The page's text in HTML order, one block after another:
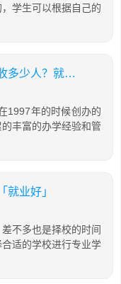
学生可以根据自己的
成都德圣中等职业学校2025计划招收多少人？就业保障
1997年的时候创办的
丰富的办学经验和管
就业好」
不多也是择校的时间
适的学校进行专业学